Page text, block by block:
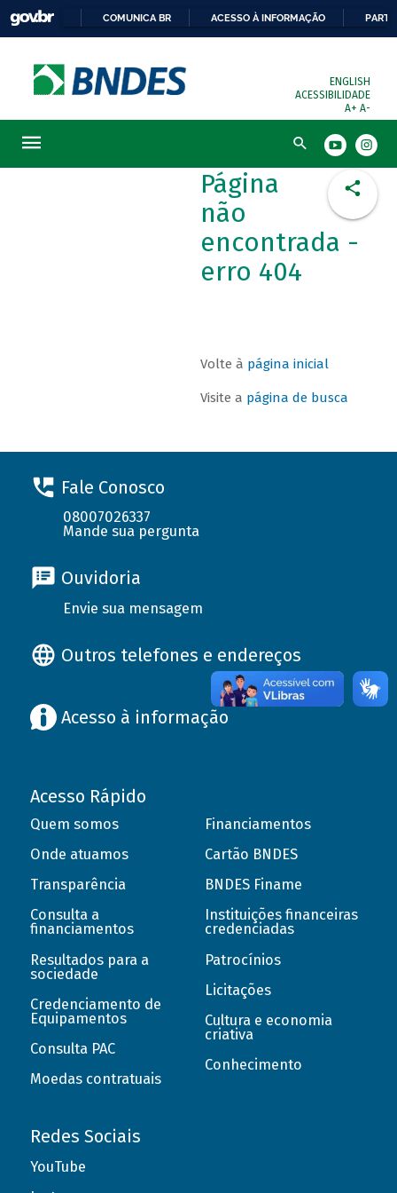
COMUNICA BR ACESSO À INFORMAÇÃO
ENGLISH
ACESSIBILIDADE
A+ A-
Busca
Página
não
encontrada -
erro 404
Volte à página inicial
Visite a página de busca
Fale Conosco
08007026337
Mande sua pergunta
Ouvidoria
Envie sua mensagem
Outros telefones e endereços
Acesso à informação
Acesso Rápido
Quem somos
Onde atuamos
Transparência
Consulta a
financiamentos
Resultados para a
sociedade
Credenciamento de
Equipamentos
Consulta PAC
Moedas contratuais
Financiamentos
Cartão BNDES
BNDES Finame
Instituições financeiras
credenciadas
Patrocínios
Licitações
Cultura e economia
criativa
Conhecimento
Redes Sociais
YouTube